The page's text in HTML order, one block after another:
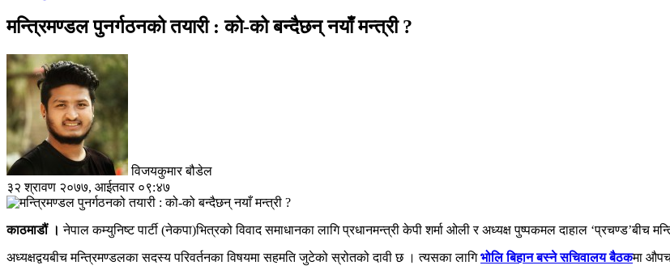
मन्त्रिमण्डल पुनर्गठनको तयारी : को-को बन्दैछन् नयाँ मन्त्री ?
विजयकुमार बौडेल
३२ श्रावण २०७७, आईतवार ०९:४७
काठमाडौं । नेपाल कम्युनिष्ट पार्टी (नेकपा)भित्रको विवाद समाधानका लागि प्रधानमन्त्री केपी शर्मा ओली र अध्यक्ष पुष्पकमल दाहाल ‘प्रचण्ड’बीच
अध्यक्षद्वयबीच मन्त्रिमण्डलका सदस्य परिवर्तनका विषयमा सहमति जुटेको स्रोतको दावी छ । त्यसका लागिभोलि बिहान बस्ने सचिवालय बैठकमा